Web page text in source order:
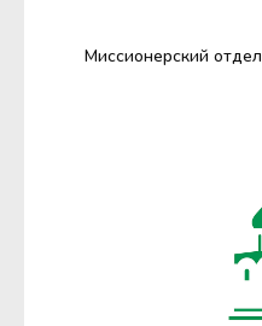
Миссионерский отдел